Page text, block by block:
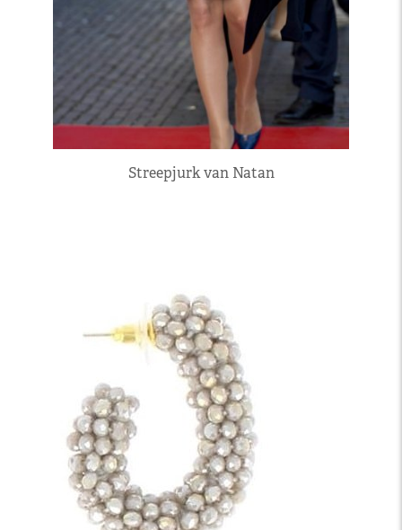
Streepjurk van Natan